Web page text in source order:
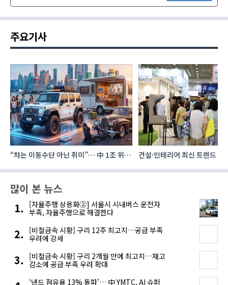
주요기사
“차는 이동수단 아닌 취미”… 中 1조 위안
건설·인테리어 최신 트렌드
많이 본 뉴스
[자율주행 상용화②] 서울시 시내버스 운전자
부족, 자율주행으로 해결한다
[비철금속 시황] 구리 12주 최고치…공급 부족
우려에 강세
[비철금속 시황] 구리 2개월 만에 최고치…재고
감소에 공급 부족 우려 확대
‘낸드 점유율 13% 돌파’… 中 YMTC, AI 슈퍼